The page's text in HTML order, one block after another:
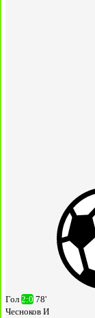
Гол 2:0 78'
Чесноков И